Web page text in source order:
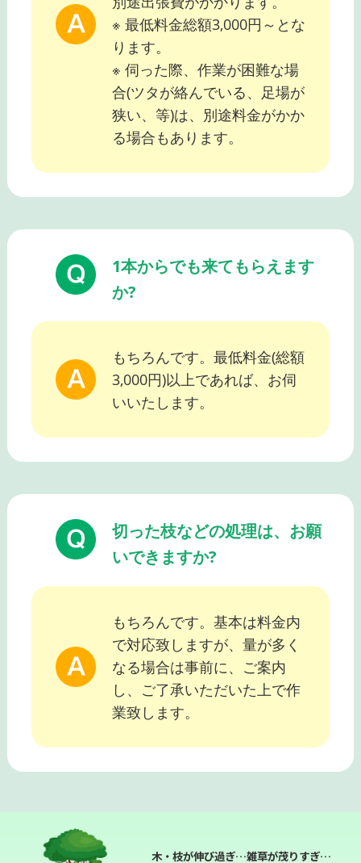
※ 最低料金総額3,000円～とな
ります。
※ 伺った際、作業が困難な場
合(ツタが絡んでいる、足場が
狭い、等)は、別途料金がかか
る場合もあります。
1本からでも来てもらえます
か?
もちろんです。最低料金(総額
3,000円)以上であれば、お伺
いいたします。
切った枝などの処理は、お願
いできますか?
もちろんです。基本は料金内
で対応致しますが、量が多く
なる場合は事前に、ご案内
し、ご了承いただいた上で作
業致します。
木・枝が伸び過ぎ…雑草が茂りすぎ…